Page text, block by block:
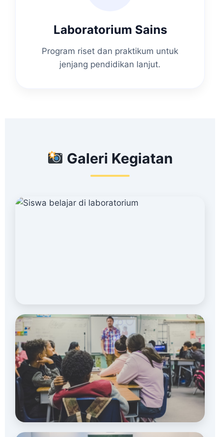
Laboratorium Sains
Program riset dan praktikum untuk
jenjang pendidikan lanjut.
Galeri Kegiatan